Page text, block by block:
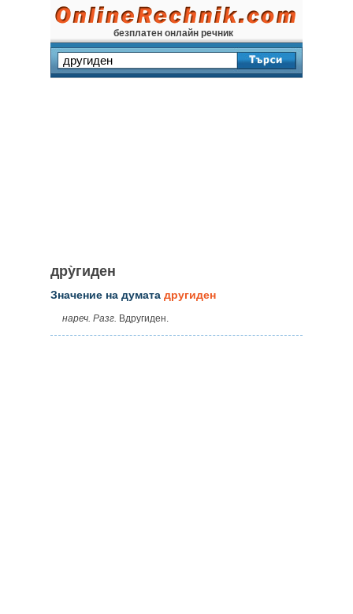
безплатен онлайн речник
дру̀гиден
Значение на думата другиден
нареч. Разг. Вдругиден.